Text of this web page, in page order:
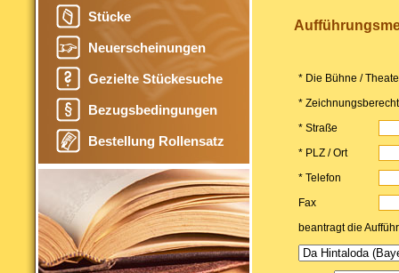
Stücke
Neuerscheinungen
Gezielte Stückesuche
Bezugsbedingungen
Bestellung Rollensatz
* Die Bühne /
*
* Straße
* PLZ / Ort
* Telefon
Fax
beantragt die